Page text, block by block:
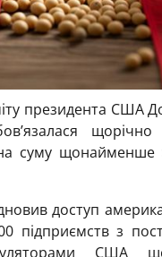
президента США
щорічно
на суму
доступ
підприємств з
США